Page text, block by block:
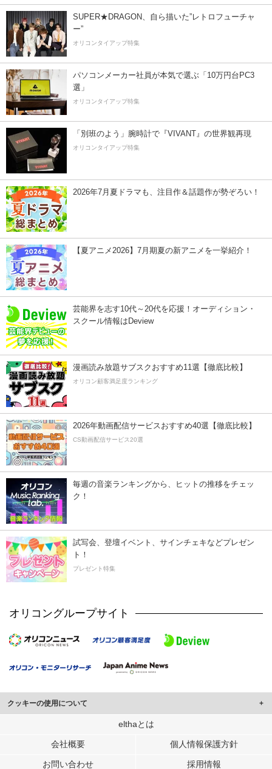
SUPER★DRAGON、自ら描いた”レトロフューチャ
ー”
オリコンタイアップ特集
パソコンメーカー社員が本気で選ぶ「10万円台PC3
選」
オリコンタイアップ特集
「別班のよう」腕時計で『VIVANT』の世界観再現
オリコンタイアップ特集
2026年7月夏ドラマも、注目作＆話題作が勢ぞろい！
【夏アニメ2026】7月期夏の新アニメを一挙紹介！
芸能界を志す10代～20代を応援！オーディション・
スクール情報はDeview
漫画読み放題サブスクおすすめ11選【徹底比較】
オリコン顧客満足度ランキング
2026年動画配信サービスおすすめ40選【徹底比較】
CS動画配信サービス20選
毎週の音楽ランキングから、ヒットの推移をチェッ
ク！
試写会、登壇イベント、サインチェキなどプレゼン
ト！
プレゼント特集
オリコングループサイト
クッキーの使用について
このサイトでは Cookie を使用して、ユーザーに合わせたコンテンツや広告の
行っています。
メディアや広告配信、データ解析の各パートナーに提供しています。
elthaとは
会社概要 個人情報保護方針
お問い合わせ 採用情報